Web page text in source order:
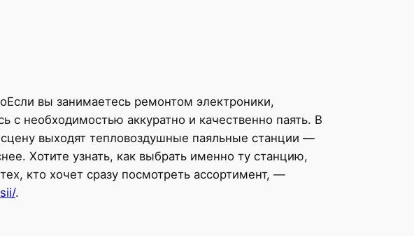
Если вы занимаетесь ремонтом электроники,
с необходимостью аккуратно и качественно паять. В
выходят тепловоздушные паяльные станции —
Хотите узнать, как выбрать именно ту станцию,
кто хочет сразу посмотреть ассортимент, —
.